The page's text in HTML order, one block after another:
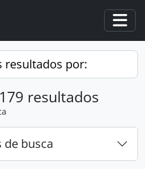
resultados por:
resultados
de busca